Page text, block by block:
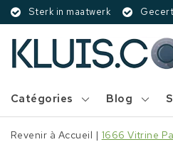
Sterk in maatwerk
Catégories Blog
Revenir à Accueil | 1666 Vitrine